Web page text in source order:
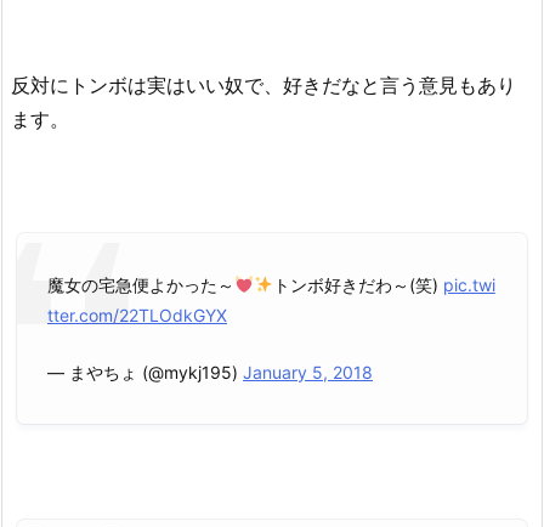
反対にトンボは実はいい奴で、好きだなと言う意見もあり
ます。
魔女の宅急便よかった～ トンボ好きだわ～(笑) pic.twi
tter.com/22TLOdkGYX
— まやちょ (@mykj195) January 5, 2018